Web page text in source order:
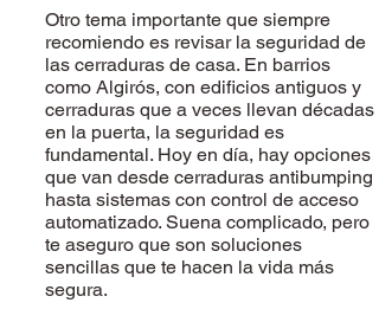
Otro tema importante que siempre
recomiendo es revisar la seguridad de
las cerraduras de casa. En barrios
como Algirós, con edificios antiguos y
cerraduras que a veces llevan décadas
en la puerta, la seguridad es
fundamental. Hoy en día, hay opciones
que van desde cerraduras antibumping
hasta sistemas con control de acceso
automatizado. Suena complicado, pero
te aseguro que son soluciones
sencillas que te hacen la vida más
segura.